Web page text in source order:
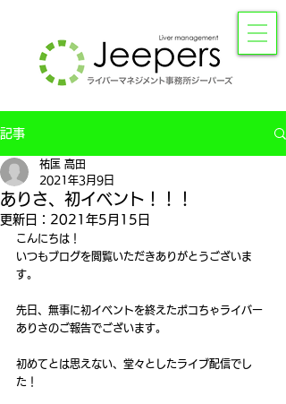
記事
ありさ、初イベント！！！
祐匡 高田
2021年3月9日
更新日： 2021年5月15日
こんにちは！
いつもブログを閲覧いただきありがとうございま
す。
先日、無事に初イベントを終えたポコちゃライバー
ありさのご報告でございます。
初めてとは思えない、堂々としたライブ配信でし
た！